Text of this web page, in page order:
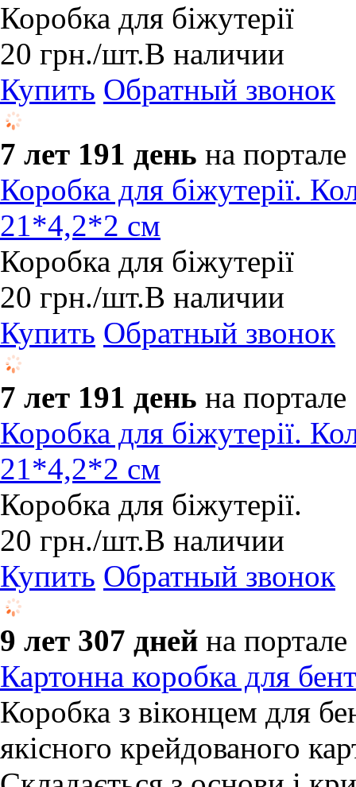
Коробка для біжутерії
20 грн./шт.В наличии
Купить Обратный звонок
7 лет 191 день на портале
Коробка для біжутерії.
21*4,2*2 см
Коробка для біжутерії
20 грн./шт.В наличии
Купить Обратный звонок
7 лет 191 день на портале
Коробка для біжутерії.
21*4,2*2 см
Коробка для біжутерії.
20 грн./шт.В наличии
Купить Обратный звонок
9 лет 307 дней на портале
Картонна коробка для
Коробка з віконцем для
якісного крейдованого